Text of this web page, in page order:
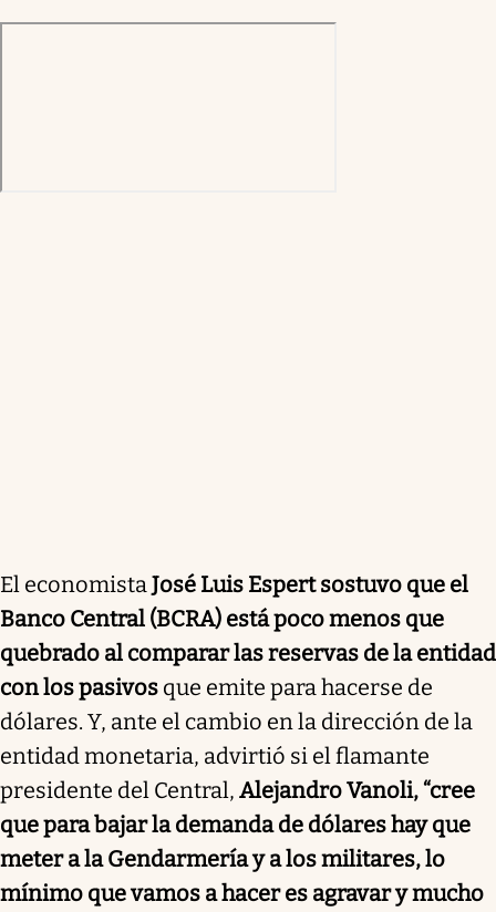
El economistaJosé Luis Espert sostuvo que el
Banco Central (BCRA) está poco menos que
quebrado al comparar las reservas de la entidad
con los pasivos que emite para hacerse de
dólares. Y, ante el cambio en la dirección de la
entidad monetaria, advirtió si el flamante
presidente del Central, Alejandro Vanoli, “cree
que para bajar la demanda de dólares hay que
meter a la Gendarmería y a los militares, lo
mínimo que vamos a hacer es agravar y mucho